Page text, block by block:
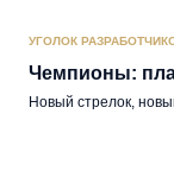
УГОЛОК
Чемпионы:
Новый стрелок,